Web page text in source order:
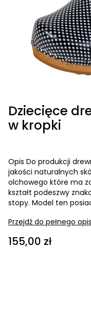
Dziecięce
w kropki
Opis Do produkcji
jakości naturalnych
olchowego które ma
kształt podeszwy
stopy. Model ten
Przejdź do pełnego
Cena
155,00 zł